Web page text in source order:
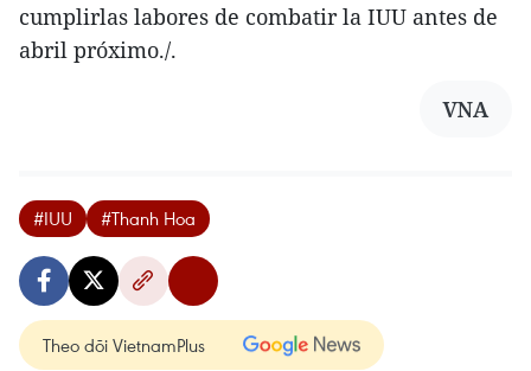
cumplirlas labores de combatir la IUU antes de
abril próximo./.
VNA
#IUU #Thanh Hoa
Theo dõi VietnamPlus